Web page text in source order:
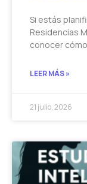
Si estás
Residencias
conocer
LEER MÁS »
21 julio, 2026